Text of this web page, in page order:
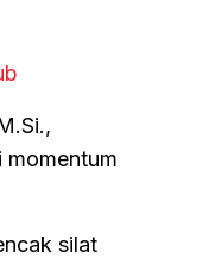
momentum
silat